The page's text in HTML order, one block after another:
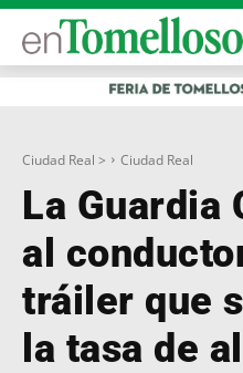
Ciudad Real > Ciudad Real
La Guardia
al
tráiler que
la tasa de